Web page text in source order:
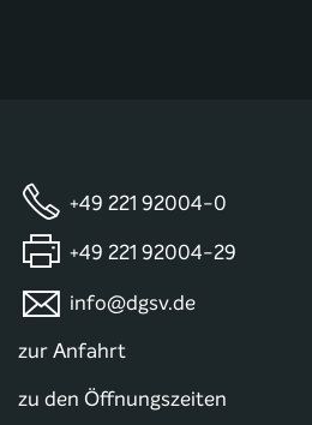
+49 221 92004-0
+49 221 92004-29
info@dgsv.de
zur Anfahrt
zu den Öffnungszeiten